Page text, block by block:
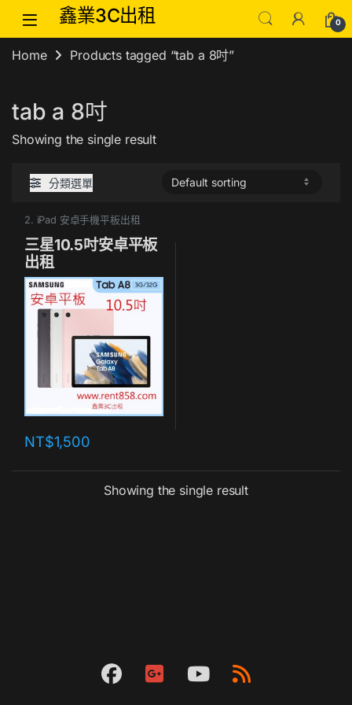
Skip to navigation
Skip to content鑫業3C出租 0
Home Products tagged “tab a 8吋”
tab a 8吋
Showing the single result
分類選單
2. iPad 安卓手機平板出租
三星10.5吋安卓平板
出租
NT$1,500
Showing the single result